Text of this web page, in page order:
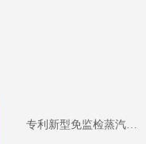
专利新型免监检蒸汽锅